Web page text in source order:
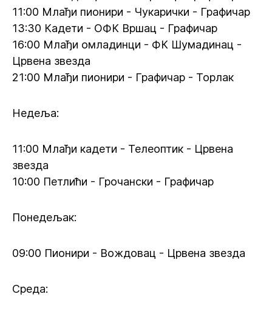
11:00 Млађи пионири - Чукарички - Графичар
13:30 Кадети - ОФК Вршац - Графичар
16:00 Млађи омладинци - ФК Шумадинац -
Црвена звезда
21:00 Млађи пионири - Графичар - Торлак
Недеља:
11:00 Млађи кадети - Телеоптик - Црвена
звезда
10:00 Петлићи - Грочански - Графичар
Понедељак:
09:00 Пионири - Вождовац - Црвена звезда
Среда: